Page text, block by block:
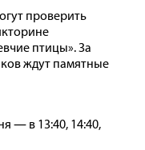
проверить
птицы». За
ждут памятные
— в 13:40, 14:40,